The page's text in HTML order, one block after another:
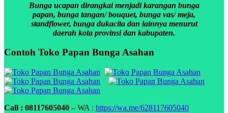
Bunga ucapan dirangkai menjadi karangan bunga
papan, bunga tangan/ bouquet, bunga vas/ meja,
standflower, bunga dukacita dan lainnya menurut
daerah kota provinsi dan kabupaten.
Contoh Toko Papan Bunga Asahan
Call : 08117605040 –WA : https://wa.me/628117605040